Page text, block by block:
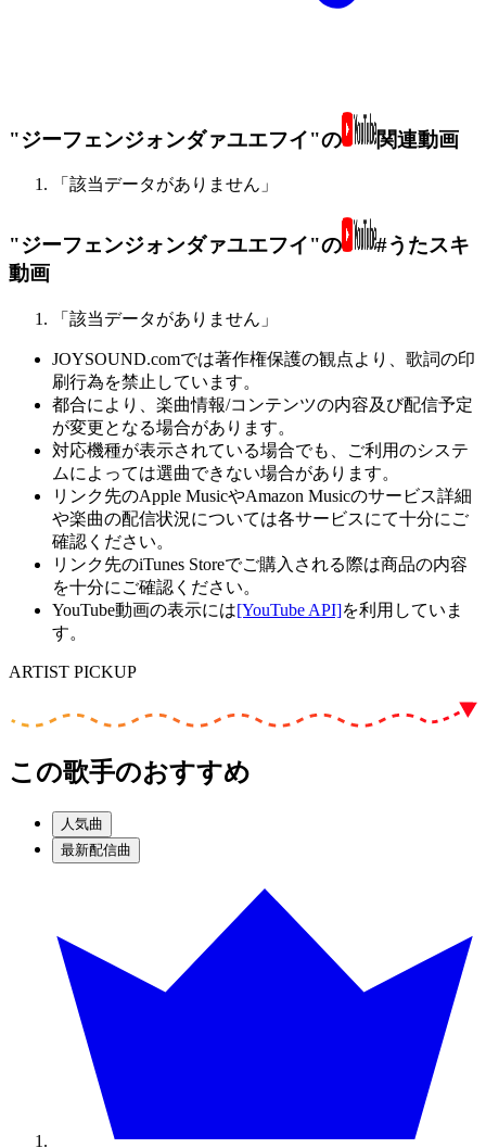
"ジーフェンジォンダァユエフイ"の 関連動画
「該当データがありません」
"ジーフェンジォンダァユエフイ"の
#うたスキ
動画
「該当データがありません」
JOYSOUND.comでは著作権保護の観点より、歌詞の印
刷行為を禁止しています。
都合により、楽曲情報/コンテンツの内容及び配信予定
が変更となる場合があります。
対応機種が表示されている場合でも、ご利用のシステ
ムによっては選曲できない場合があります。
リンク先のApple MusicやAmazon Musicのサービス詳細
や楽曲の配信状況については各サービスにて十分にご
確認ください。
リンク先のiTunes Storeでご購入される際は商品の内容
を十分にご確認ください。
YouTube動画の表示には[YouTube API]を利用していま
す。
ARTIST PICKUP
この歌手のおすすめ
人気曲
最新配信曲